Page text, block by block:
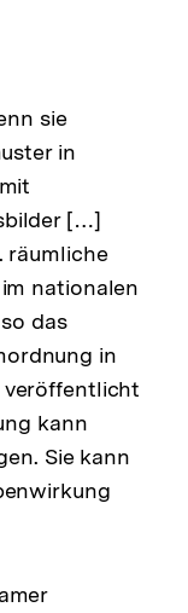
sie
in
[…]
räumliche
nationalen
das
in
veröffentlicht
kann
Sie kann